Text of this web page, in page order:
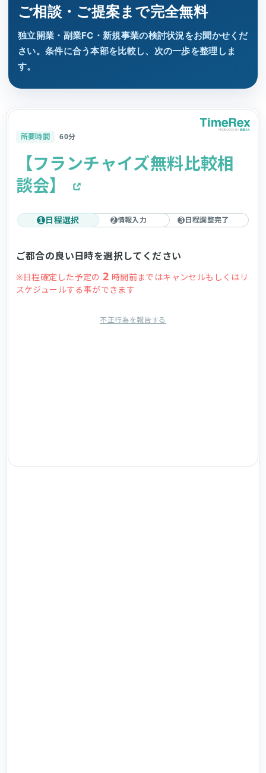
ご相談・ご提案まで完全無料
独立開業・副業FC・新規事業の検討状況をお聞かせくだ
さい。条件に合う本部を比較し、次の一歩を整理しま
す。